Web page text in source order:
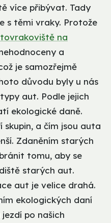
více přibývat. Tady
s těmi vraky. Protože
na
a
je samozřejmě
důvodu byly u nás
aut. Podle jejich
ekologické daně.
a čím jsou auta
Zdaněním starých
tomu, aby se
starých aut.
aut je velice drahá.
ekologických daní
po našich